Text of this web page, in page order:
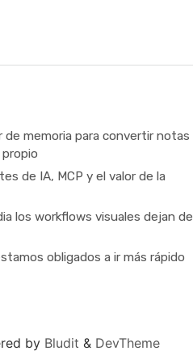
memoria para convertir notas
de IA, MCP y el valor de la
los workflows visuales dejan de
obligados a ir más rápido
by Bludit & DevTheme